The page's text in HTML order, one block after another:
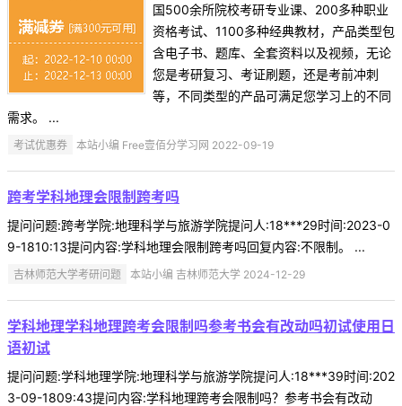
国500余所院校考研专业课、200多种职业
资格考试、1100多种经典教材，产品类型包
含电子书、题库、全套资料以及视频，无论
您是考研复习、考证刷题，还是考前冲刺
等，不同类型的产品可满足您学习上的不同
需求。 ...
考试优惠券 本站小编 Free壹佰分学习网 2022-09-19
跨考学科地理会限制跨考吗
提问问题:跨考学院:地理科学与旅游学院提问人:18***29时间:2023-0
9-1810:13提问内容:学科地理会限制跨考吗回复内容:不限制。 ...
吉林师范大学考研问题 本站小编 吉林师范大学 2024-12-29
学科地理学科地理跨考会限制吗参考书会有改动吗初试使用日
语初试
提问问题:学科地理学院:地理科学与旅游学院提问人:18***39时间:202
3-09-1809:43提问内容:学科地理跨考会限制吗？参考书会有改动